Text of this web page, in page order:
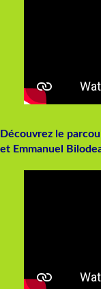
Découvrez le
et Emmanuel